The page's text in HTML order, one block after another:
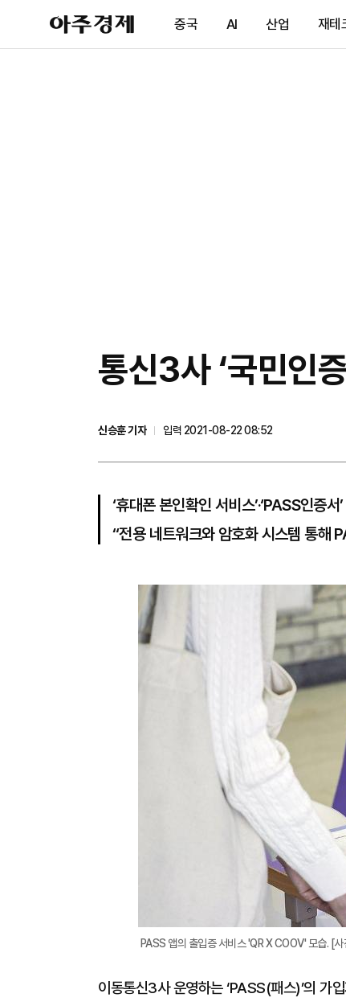
아
주
제
중국 AI 산업 재테
통신3사 ‘국민인
신승훈 기자
입력 2021-08-22 08:52
‘휴대폰 본인확인 서비스’·‘PASS인증
“전용 네트워크와 암호화 시스템 통해
PASS 앱의 출입증 서비스 'QR X COOV' 모습. [
이동통신3사 운영하는 ‘PASS(패스)’의